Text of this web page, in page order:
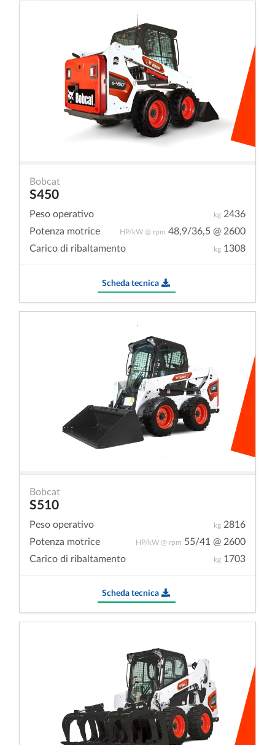
Bobcat
S450
kg 2436
Peso operativo
HP/kW @ rpm 48,9/36,5 @ 2600
Potenza motrice
kg 1308
Carico di ribaltamento
Scheda tecnica
Bobcat
S510
kg 2816
Peso operativo
HP/kW @ rpm 55/41 @ 2600
Potenza motrice
kg 1703
Carico di ribaltamento
Scheda tecnica